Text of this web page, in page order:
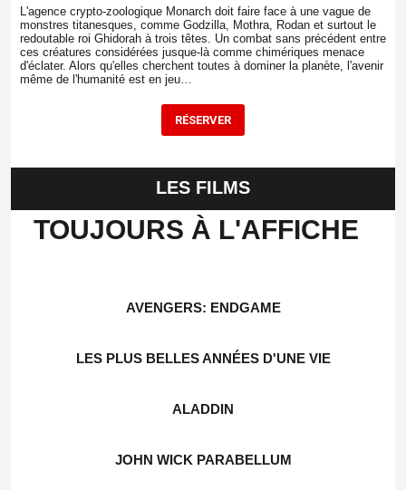
L'agence crypto-zoologique Monarch doit faire face à une vague de
monstres titanesques, comme Godzilla, Mothra, Rodan et surtout le
redoutable roi Ghidorah à trois têtes. Un combat sans précédent entre
ces créatures considérées jusque-là comme chimériques menace
d'éclater. Alors qu'elles cherchent toutes à dominer la planète, l'avenir
même de l'humanité est en jeu…
RÉSERVER
LES FILMS
TOUJOURS À L'AFFICHE
AVENGERS: ENDGAME
LES PLUS BELLES ANNÉES D'UNE VIE
ALADDIN
JOHN WICK PARABELLUM